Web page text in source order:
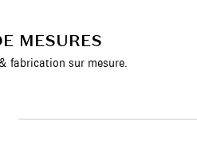
MESURES
fabrication sur mesure.